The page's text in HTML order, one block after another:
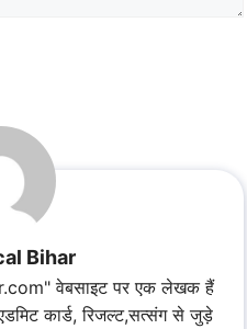
Bihar
वेबसाइट पर एक लेखक हैं
कार्ड, रिजल्ट,सत्संग से जुड़े